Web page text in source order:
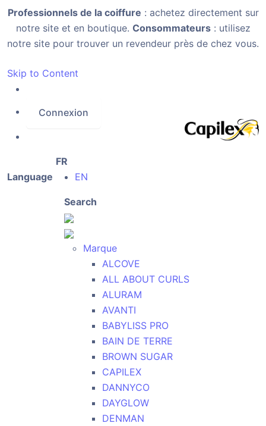
Professionnels de la coiffure : achetez directement sur
notre site et en boutique. Consommateurs: utilisez
notre site pour trouver un revendeur près de chez vous.
Skip to Content
Connexion
Language
FR
EN
Search
Marque
ALCOVE
ALL ABOUT CURLS
ALURAM
AVANTI
BABYLISS PRO
BAIN DE TERRE
BROWN SUGAR
CAPILEX
DANNYCO
DAYGLOW
DENMAN